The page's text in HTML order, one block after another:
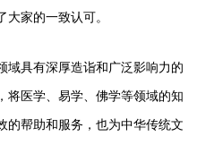
家的一致认可。
域具有深厚造诣和广泛影响力的
将医学、易学、佛学等领域的知
的帮助和服务，也为中华传统文